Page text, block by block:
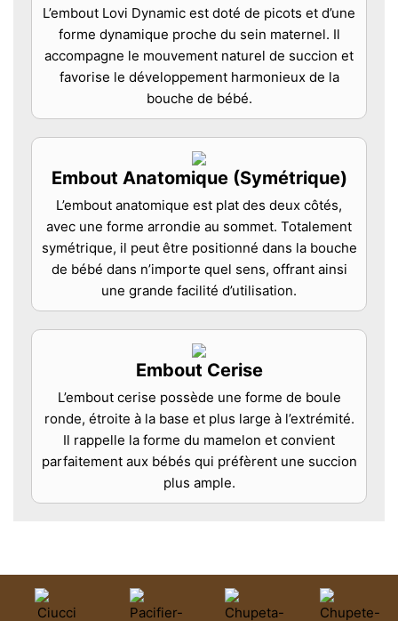
L’embout Lovi Dynamic est doté de picots et d’une
forme dynamique proche du sein maternel. Il
accompagne le mouvement naturel de succion et
favorise le développement harmonieux de la
bouche de bébé.
Embout Anatomique (Symétrique)
L’embout anatomique est plat des deux côtés,
avec une forme arrondie au sommet. Totalement
symétrique, il peut être positionné dans la bouche
de bébé dans n’importe quel sens, offrant ainsi
une grande facilité d’utilisation.
Embout Cerise
L’embout cerise possède une forme de boule
ronde, étroite à la base et plus large à l’extrémité.
Il rappelle la forme du mamelon et convient
parfaitement aux bébés qui préfèrent une succion
plus ample.